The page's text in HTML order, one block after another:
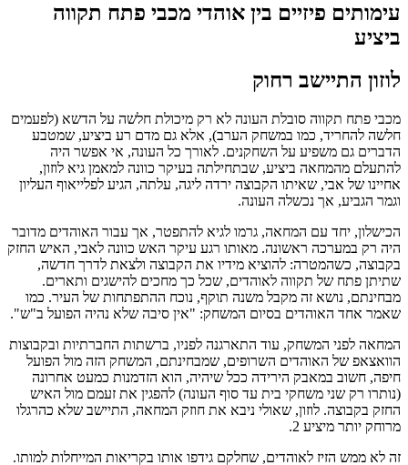
עימותים פיזיים בין אוהדי מכבי פתח תקווה
ביציע
לוזון התיישב רחוק
מכבי פתח תקווה סובלת העונה לא רק מיכולת חלשה על הדשא (לפעמים
חלשה להחריד, כמו במשחק הערב), אלא גם מדם רע ביציע, שמטבע
הדברים גם משפיע על השחקנים. לאורך כל העונה, אי אפשר היה
להתעלם מהמחאה ביציע, שבתחילתה בעיקר כוונה למאמן גיא לוזון,
אחיינו של אבי, שאיתו הקבוצה ירדה ליגה, עלתה, הגיע לפלייאוף העליון
וגמר הגביע, אך נכשלה העונה.
הכישלון, יחד עם המחאה, גרמו לגיא להתפטר, אך עבור האוהדים מדובר
היה רק במערכה ראשונה. מאותו רגע עיקר האש כוונה לאבי, האיש החזק
בקבוצה, כשהמטרה: להוציא מידיו את הקבוצה ולצאת לדרך חדשה,
שתיתן פתח של תקווה לאוהדים, שכל כך מחכים להישגים ותארים.
מבחינתם, נושא זה מקבל משנה תוקף, נוכח ההתפתחות של העיר. כמו
שאמר אחד האוהדים בסיום המשחק: "אין סיבה שלא נהיה הפועל ב"ש".
המחאה לפני המשחק, עוד התארגנה לפניו, ברשתות החברתיות ובקבוצות
הוואצאפ של האוהדים השרופים, שמבחינתם, המשחק הזה מול הפועל
חיפה, חשוב במאבק הירידה ככל שיהיה, הוא הזדמנות כמעט אחרונה
(נותרו רק שני משחקי בית עד סוף העונה) להפגין את זעמם מול האיש
החזק בקבוצה. לוזון, שאולי ניבא את חוזק המחאה, התיישב שלא כהרגלו
מרוחק יותר מיציע 2.
זה לא ממש הזיז לאוהדים, שחלקם גידפו אותו בקריאות המייחלות למותו.